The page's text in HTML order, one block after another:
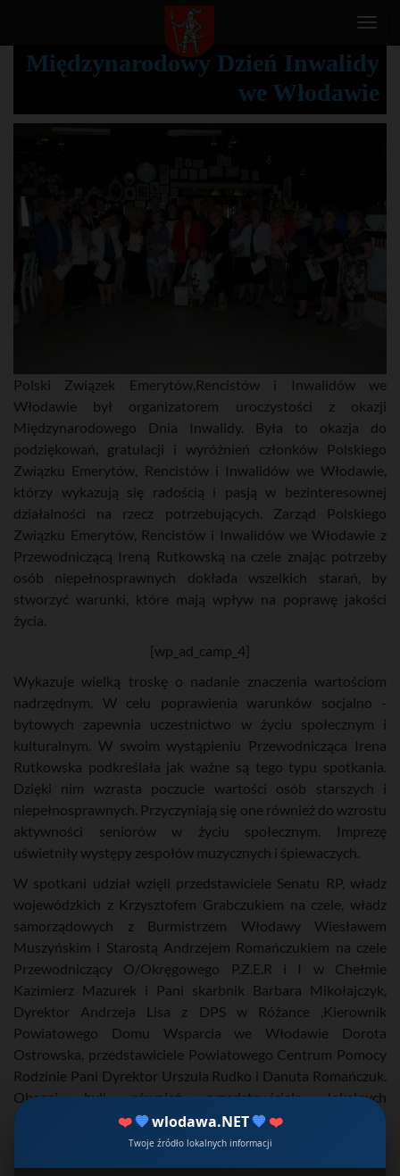
T
g
g
l
❤️ 💙wlodawa.NET💙❤️
Twoje źródło lokalnych informacji
Międzynarodowy Dzień Inwalidy
we Włodawie
Polski Związek Emerytów,Rencistów i Inwalidów we
Włodawie był organizatorem uroczystości z okazji
Międzynarodowego Dnia Inwalidy. Była to okazja do
podziękowań, gratulacji i wyróżnień członków Polskiego
Związku Emerytów, Rencistów i Inwalidów we Włodawie,
którzy wykazują się radością i pasją w bezinteresownej
działalności na rzecz potrzebujących. Zarząd Polskiego
Związku Emerytów, Rencistów i Inwalidów we Włodawie z
Przewodniczącą Ireną Rutkowską na czele znając potrzeby
osób niepełnosprawnych dokłada wszelkich starań, by
stworzyć warunki, które mają wpływ na poprawę jakości
życia.
[wp_ad_camp_4]
Wykazuje wielką troskę o nadanie znaczenia wartościom
nadrzędnym. W celu poprawienia warunków socjalno -
bytowych zapewnia uczestnictwo w życiu społecznym i
kulturalnym. W swoim wystąpieniu Przewodnicząca Irena
Rutkowska podkreślała jak ważne są tego typu spotkania.
Dzięki nim wzrasta poczucie wartości osób starszych i
niepełnosprawnych. Przyczyniają się one również do wzrostu
aktywności seniorów w życiu społecznym. Imprezę
uświetniły występy zespołów muzycznych i śpiewaczych.
W spotkani udział wzięli przedstawiciele Senatu RP, władz
wojewódzkich z Krzysztofem Grabczukiem na czele, władz
samorządowych z Burmistrzem Włodawy Wiesławem
Muszyńskim i Starostą Andrzejem Romańczukiem na czele
Przewodniczący O/Okręgowego P.Z.E.R i I w Chełmie
Kazimierz Mazurek i Pani skarbnik Barbara Mikołajczyk,
Dyrektor Andrzeja Lisa z DPS w Różance ,Kierownik
Powiatowego Domu Wsparcia we Włodawie Dorota
Ostrowska, przedstawiciele Powiatowego Centrum Pomocy
Rodzinie Pani Dyrektor Urszula Rudko i Danuta Romańczuk.
Obecni byli również przedstawiciele lokalnych
przedsiębiorców.
źródło: www.wlodawa.eu